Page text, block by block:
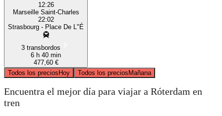
12:26
Marseille Saint-Charles
22:02
Strasbourg - Place De L"É
3 transbordos
6 h 40 min
477,60 €
Todos los preciosHoy Todos los preciosMañana
Encuentra el mejor día para viajar a Róterdam en
tren